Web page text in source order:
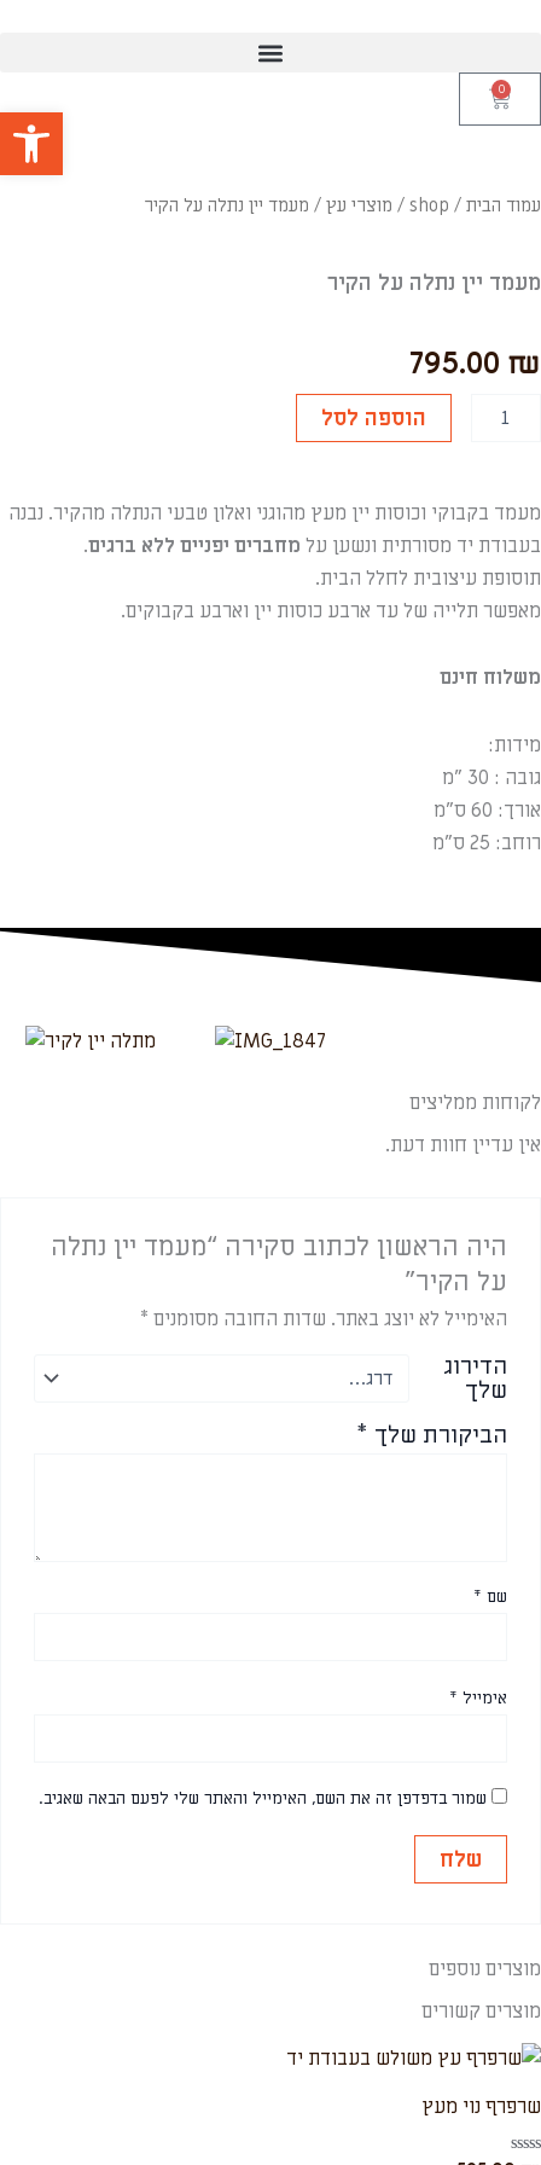
0
עגלת
קניות
עמוד הבית /
shop
/ מוצרי עץ / מעמד יין נתלה על הקיר
מעמד יין נתלה על הקיר
795.00 ₪
על
הקיר
הוספה לסל
מעמד בקבוקי וכוסות יין מעץ מהוגני ואלון טבעי הנתלה מהקיר. נבנה
בעבודת יד מסורתית ונשען על מחברים יפניים ללא ברגים.
תוסופת עיצובית לחלל הבית.
מאפשר תלייה של עד ארבע כוסות יין וארבע בקבוקים.
משלוח חינם
מידות:
גובה : 30 "מ
אורך: 60 ס"מ
רוחב: 25 ס"מ
לקוחות ממליצים
אין עדיין חוות דעת.
היה הראשון לכתוב סקירה “מעמד יין נתלה
על הקיר”
האימייל לא יוצג באתר. שדות החובה מסומנים *
הדירוג
שלך
הביקורת שלך *
שם *
אימייל *
שמור בדפדפן זה את השם, האימייל והאתר שלי לפעם הבאה שאגיב.
מוצרים נוספים
מוצרים קשורים
שרפרף נוי מעץ
פתח